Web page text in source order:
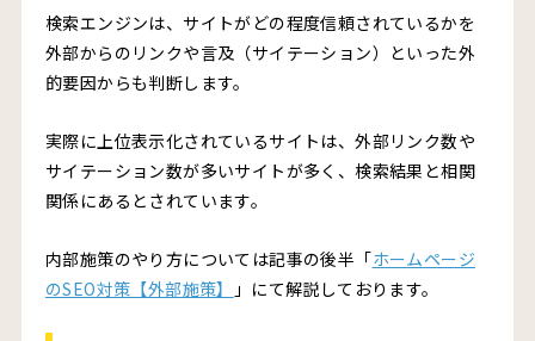
検索エンジンは、サイトがどの程度信頼されているかを
外部からのリンクや言及（サイテーション）といった外
的要因からも判断します。
実際に上位表示化されているサイトは、外部リンク数や
サイテーション数が多いサイトが多く、検索結果と相関
関係にあるとされています。
内部施策のやり方については記事の後半「ホームページ
のSEO対策【外部施策】
」にて解説しております。